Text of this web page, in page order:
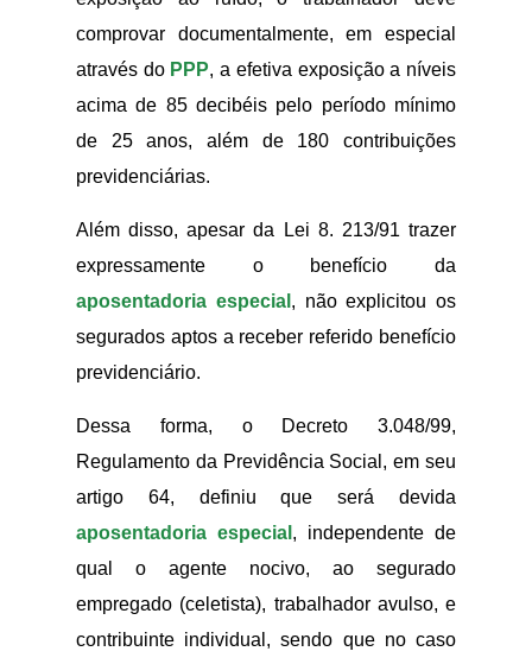
comprovar documentalmente, em especial
através do PPP, a efetiva exposição a níveis
acima de 85 decibéis pelo período mínimo
de 25 anos, além de 180 contribuições
previdenciárias.
Além disso, apesar da Lei 8. 213/91 trazer
expressamente o benefício da
aposentadoria especial , não explicitou os
segurados aptos a receber referido benefício
previdenciário.
Dessa forma, o Decreto 3.048/99,
Regulamento da Previdência Social, em seu
artigo 64, definiu que será devida
aposentadoria especial , independente de
qual o agente nocivo, ao segurado
empregado (celetista), trabalhador avulso, e
contribuinte individual, sendo que no caso